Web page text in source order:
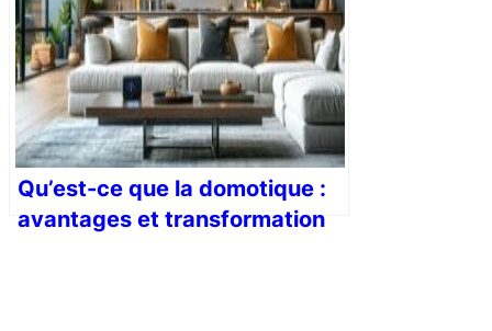
Qu’est-ce que la domotique :
avantages et transformation